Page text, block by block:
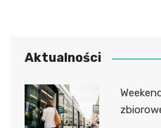
Aktualności